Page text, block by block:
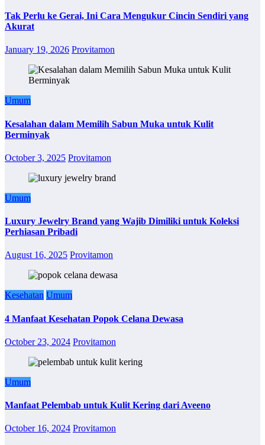
Tak Perlu ke Gerai, Ini Cara Mengukur Cincin Sendiri yang
Akurat
January 19, 2026 Provitamon
Umum
Kesalahan dalam Memilih Sabun Muka untuk Kulit
Berminyak
October 3, 2025 Provitamon
Umum
Luxury Jewelry Brand yang Wajib Dimiliki untuk Koleksi
Perhiasan Pribadi
August 16, 2025 Provitamon
Kesehatan Umum
4 Manfaat Kesehatan Popok Celana Dewasa
October 23, 2024 Provitamon
Umum
Manfaat Pelembab untuk Kulit Kering dari Aveeno
October 16, 2024 Provitamon